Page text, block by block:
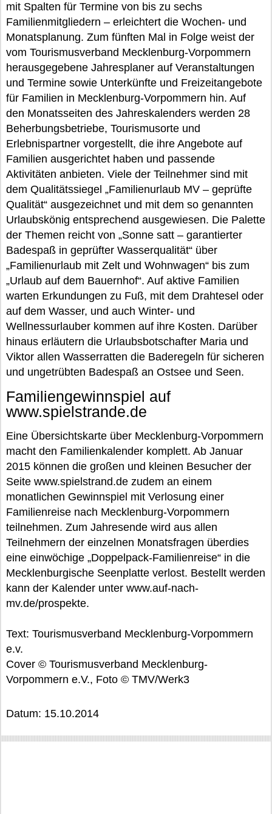
mit Spalten für Termine von bis zu sechs
Familienmitgliedern – erleichtert die Wochen- und
Monatsplanung. Zum fünften Mal in Folge weist der
vom Tourismusverband Mecklenburg-Vorpommern
herausgegebene Jahresplaner auf Veranstaltungen
und Termine sowie Unterkünfte und Freizeitangebote
für Familien in Mecklenburg-Vorpommern hin. Auf
den Monatsseiten des Jahreskalenders werden 28
Beherbungsbetriebe, Tourismusorte und
Erlebnispartner vorgestellt, die ihre Angebote auf
Familien ausgerichtet haben und passende
Aktivitäten anbieten. Viele der Teilnehmer sind mit
dem Qualitätssiegel „Familienurlaub MV – geprüfte
Qualität“ ausgezeichnet und mit dem so genannten
Urlaubskönig entsprechend ausgewiesen. Die Palette
der Themen reicht von „Sonne satt – garantierter
Badespaß in geprüfter Wasserqualität“ über
„Familienurlaub mit Zelt und Wohnwagen“ bis zum
„Urlaub auf dem Bauernhof“. Auf aktive Familien
warten Erkundungen zu Fuß, mit dem Drahtesel oder
auf dem Wasser, und auch Winter- und
Wellnessurlauber kommen auf ihre Kosten. Darüber
hinaus erläutern die Urlaubsbotschafter Maria und
Viktor allen Wasserratten die Baderegeln für sicheren
und ungetrübten Badespaß an Ostsee und Seen.
Familiengewinnspiel auf
www.spielstrande.de
Eine Übersichtskarte über Mecklenburg-Vorpommern
macht den Familienkalender komplett. Ab Januar
2015 können die großen und kleinen Besucher der
Seite www.spielstrand.de zudem an einem
monatlichen Gewinnspiel mit Verlosung einer
Familienreise nach Mecklenburg-Vorpommern
teilnehmen. Zum Jahresende wird aus allen
Teilnehmern der einzelnen Monatsfragen überdies
eine einwöchige „Doppelpack-Familienreise“ in die
Mecklenburgische Seenplatte verlost. Bestellt werden
kann der Kalender unter www.auf-nach-
mv.de/prospekte.
Text: Tourismusverband Mecklenburg-Vorpommern
e.v.
Cover © Tourismusverband Mecklenburg-
Vorpommern e.V., Foto © TMV/Werk3
Datum: 15.10.2014